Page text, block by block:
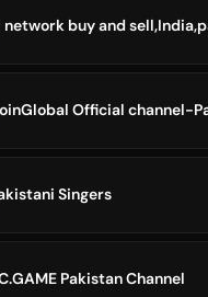
Official channel-
Singers
Pakistan Channel